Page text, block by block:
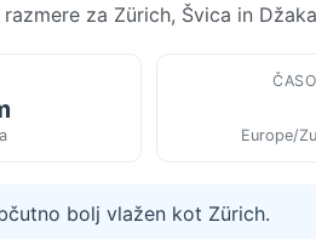
za Zürich, Švica in
Europe/
bolj vlažen kot Zürich.